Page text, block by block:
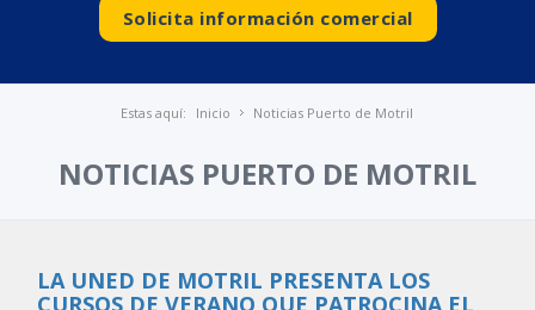
Solicita información comercial
Estas aquí: Inicio Noticias Puerto de Motril
NOTICIAS PUERTO DE MOTRIL
LA UNED DE MOTRIL PRESENTA LOS
CURSOS DE VERANO QUE PATROCINA EL